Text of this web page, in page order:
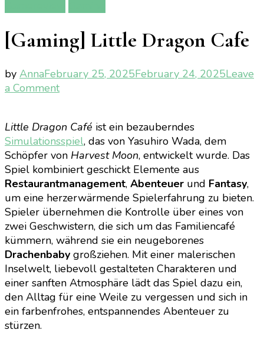
[Gaming] Little Dragon Cafe
by AnnaFebruary 25, 2025February 24, 2025Leave
a Commenton
Dragon
Cafe
Little Dragon Café ist ein bezauberndes
Simulationsspiel, das von Yasuhiro Wada, dem
Schöpfer von Harvest Moon, entwickelt wurde. Das
Spiel kombiniert geschickt Elemente aus
Restaurantmanagement, Abenteuer und Fantasy,
um eine herzerwärmende Spielerfahrung zu bieten.
Spieler übernehmen die Kontrolle über eines von
zwei Geschwistern, die sich um das Familiencafé
kümmern, während sie ein neugeborenes
Drachenbaby großziehen. Mit einer malerischen
Inselwelt, liebevoll gestalteten Charakteren und
einer sanften Atmosphäre lädt das Spiel dazu ein,
den Alltag für eine Weile zu vergessen und sich in
ein farbenfrohes, entspannendes Abenteuer zu
stürzen.